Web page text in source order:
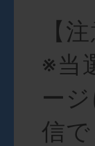
【
※当
ー
信